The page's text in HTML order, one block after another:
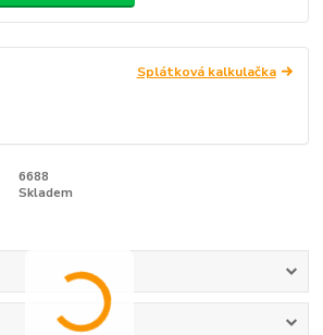
Splátková kalkulačka
6688
Skladem